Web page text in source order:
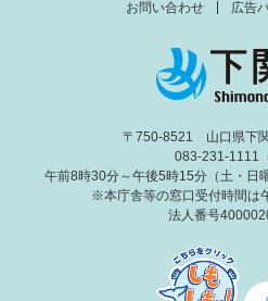
お問い合わせ 広告
〒750-8521 山口県下
083-231-1111
午前8時30分～午後5時15分（土・日
※本庁舎等の窓口受付時間は
法人番号